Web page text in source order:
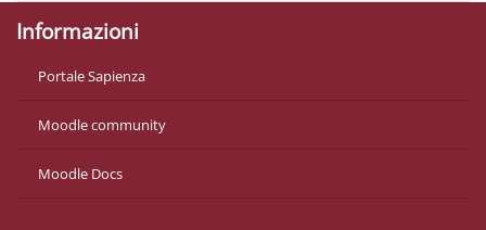
Informazioni
Portale Sapienza
Moodle community
Moodle Docs